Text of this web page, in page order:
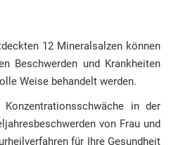
12 Mineralsalzen können
Beschwerden und Krankheiten
Weise behandelt werden.
in der
von Frau und
für Ihre Gesundheit